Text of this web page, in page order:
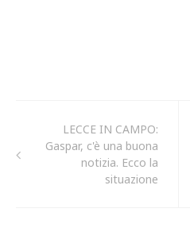
LECCE IN CAMPO:
Gaspar, c'è una buona
notizia. Ecco la
situazione